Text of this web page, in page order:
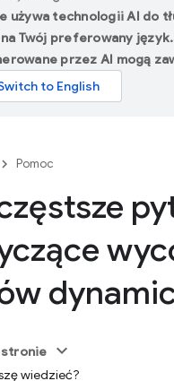
używa technologii AI do
Twój preferowany język.
przez AI mogą
Pomoc
wiedzieć?